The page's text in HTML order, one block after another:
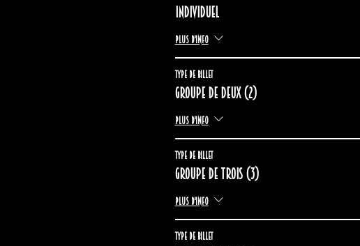
Individuel
Plus d'info
Type de billet
Groupe de deux (2)
Plus d'info
Type de billet
Groupe de trois (3)
Plus d'info
Type de billet